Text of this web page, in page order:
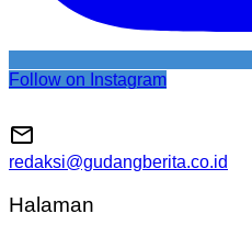
Follow on Instagram
redaksi@gudangberita.co.id
Halaman